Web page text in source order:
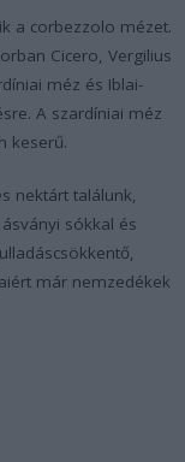
a corbezzolo mézet.
Cicero, Vergilius
méz és Iblai-
A szardíniai méz
keserű.
nektárt találunk,
sókkal és
már nemzedékek